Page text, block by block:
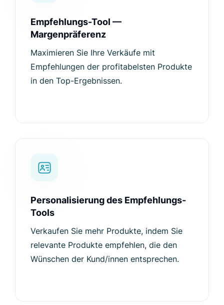
Empfehlungs-Tool —
Margenpräferenz
Maximieren Sie Ihre Verkäufe mit
Empfehlungen der profitabelsten Produkte
in den Top-Ergebnissen.
Personalisierung des Empfehlungs-
Tools
Verkaufen Sie mehr Produkte, indem Sie
relevante Produkte empfehlen, die den
Wünschen der Kund/innen entsprechen.